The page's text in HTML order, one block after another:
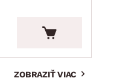
ZOBRAZIŤ VIAC